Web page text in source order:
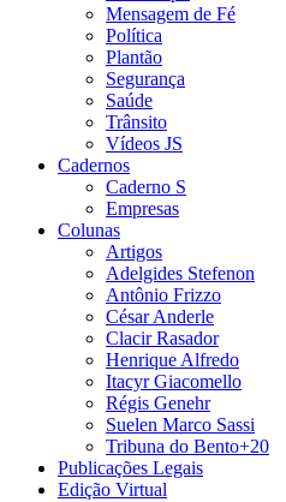
Mensagem de Fé
Política
Plantão
Segurança
Saúde
Trânsito
Vídeos JS
Cadernos
Caderno S
Empresas
Colunas
Artigos
Adelgides Stefenon
Antônio Frizzo
César Anderle
Clacir Rasador
Henrique Alfredo
Itacyr Giacomello
Régis Genehr
Suelen Marco Sassi
Tribuna do Bento+20
Publicações Legais
Edição Virtual